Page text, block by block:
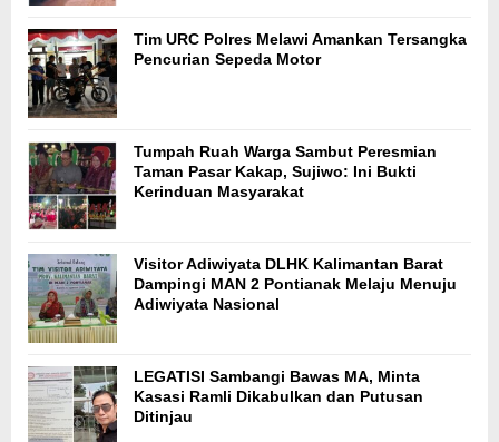
Tim URC Polres Melawi Amankan Tersangka
Pencurian Sepeda Motor
Tumpah Ruah Warga Sambut Peresmian
Taman Pasar Kakap, Sujiwo: Ini Bukti
Kerinduan Masyarakat
Visitor Adiwiyata DLHK Kalimantan Barat
Dampingi MAN 2 Pontianak Melaju Menuju
Adiwiyata Nasional
LEGATISI Sambangi Bawas MA, Minta
Kasasi Ramli Dikabulkan dan Putusan
Ditinjau